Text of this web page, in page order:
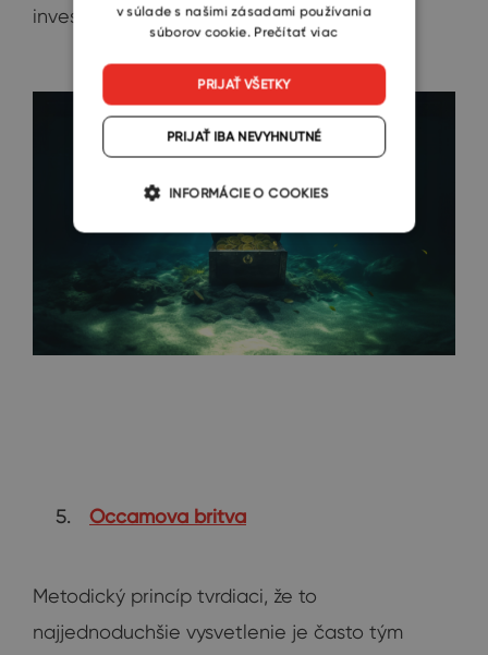
investovaných prostriedkov.
Occamova britva
Metodický princíp tvrdiaci, že to
najjednoduchšie vysvetlenie je často tým
v súlade s našimi zásadami používania
súborov cookie. Prečítať viac
PRIJAŤ VŠETKY
PRIJAŤ IBA NEVYHNUTNÉ
INFORMÁCIE O COOKIES